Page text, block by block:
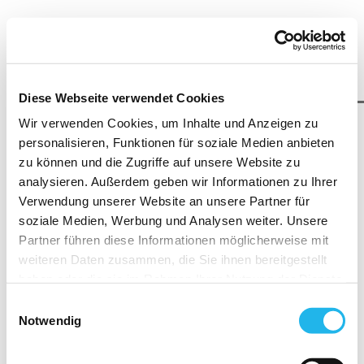
Diese Webseite verwendet Cookies
Wir verwenden Cookies, um Inhalte und Anzeigen zu
personalisieren, Funktionen für soziale Medien anbieten
zu können und die Zugriffe auf unsere Website zu
analysieren. Außerdem geben wir Informationen zu Ihrer
Verwendung unserer Website an unsere Partner für
soziale Medien, Werbung und Analysen weiter. Unsere
Partner führen diese Informationen möglicherweise mit
weiteren Daten zusammen, die Sie ihnen bereitgestellt
Indem Sie auf "Cookies zulassen" klicken, willigen Sie
zugleich gemäß Art. 49 Abs.1 S.1 lit. a) DS-GVO ein,
dass Ihre Daten in die USA übermittelt werden. Gemäß
Notwendig
Video abspielen
Ganzes Video abspielen